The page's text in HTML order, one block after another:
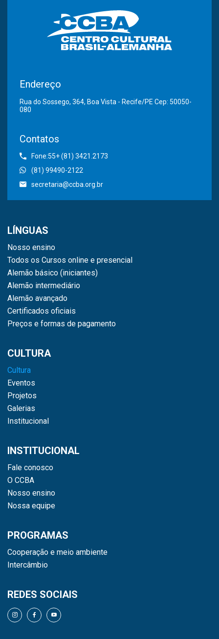
Endereço
Rua do Sossego, 364, Boa Vista - Recife/PE Cep: 50050-
080
Contatos
Fone:55+ (81) 3421.2173
(81) 99490-2122
secretaria@ccba.org.br
LÍNGUAS
Nosso ensino
Todos os Cursos online e presencial
Alemão básico (iniciantes)
Alemão intermediário
Alemão avançado
Certificados oficiais
Preços e formas de pagamento
CULTURA
Cultura
Eventos
Projetos
Galerias
Institucional
INSTITUCIONAL
Fale conosco
O CCBA
Nosso ensino
Nossa equipe
PROGRAMAS
Cooperação e meio ambiente
Intercâmbio
REDES SOCIAIS